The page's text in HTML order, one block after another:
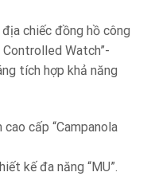
chiếc đồng hồ công
Watch”-
tích hợp khả năng
cấp “Campanola
kế đa năng “MU”.